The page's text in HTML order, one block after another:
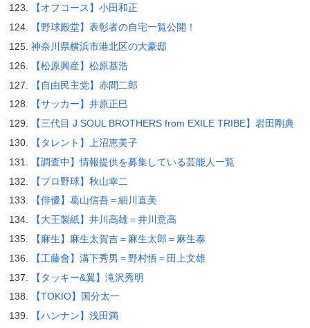
【オフコース】小田和正
【野球殿堂】表彰者の自宅一覧公開！
神奈川県横浜市港北区の大豪邸
【松原興産】松原基浩
【自由民主党】赤間二郎
【サッカー】井原正巳
【三代目 J SOUL BROTHERS from EXILE TRIBE】岩田剛典
【タレント】上沼恵美子
【調査中】情報提供を募集している芸能人一覧
【プロ野球】秋山幸二
【俳優】葛山信吾＝細川直美
【大王製紙】井川高雄＝井川意高
【麻生】麻生太賀吉＝麻生太郎＝麻生泰
【工藤會】溝下秀男＝野村悟＝田上文雄
【タッキー&翼】滝沢秀明
【TOKIO】国分太一
【ハンナン】浅田満